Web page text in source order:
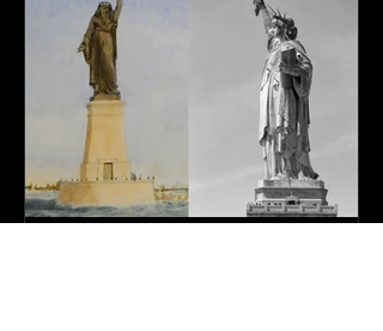
contar histórias, trazer charme e
sofisticação a qualquer espaço. Um
mapa antigo detalhado transforma a
atmosfera de um ambiente (clique
para aceder ao mapa) A Fascinante
Relevância d